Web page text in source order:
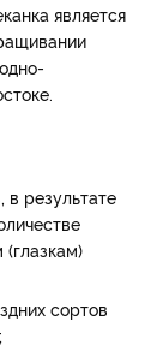
является
в результате
сортов